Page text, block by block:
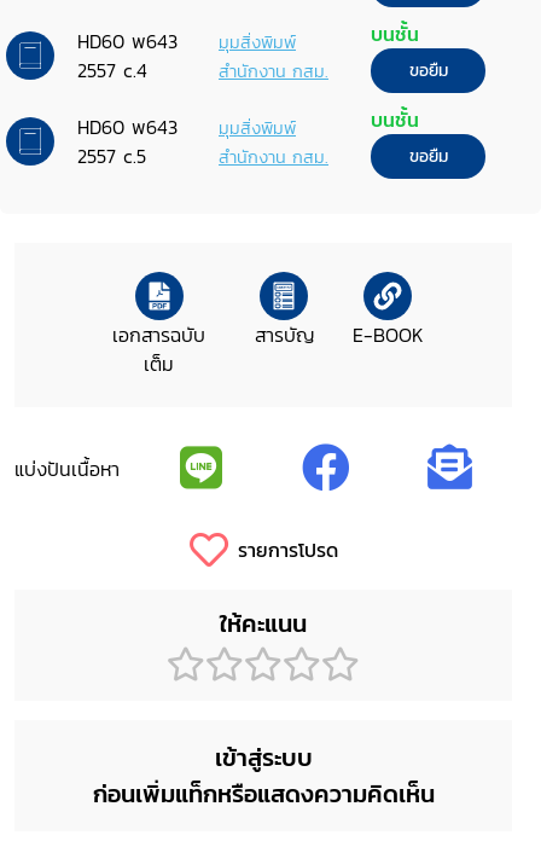
HD60 พ643
2557 c.4
มุมสิ่งพิมพ์
สำนักงาน กสม.
บนชั้น
ขอยืม
HD60 พ643
2557 c.5
มุมสิ่งพิมพ์
สำนักงาน กสม.
บนชั้น
ขอยืม
เอกสารฉบับ
เต็ม
สารบัญ E-BOOK
แบ่งปันเนื้อหา
รายการโปรด
ให้คะแนน
เข้าสู่ระบบ
ก่อนเพิ่มแท็กหรือแสดงความคิดเห็น